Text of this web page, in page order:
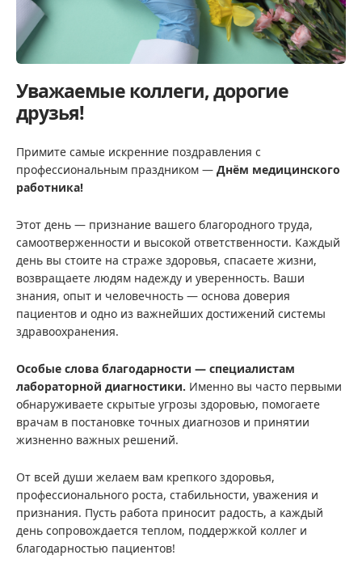
Уважаемые коллеги, дорогие
друзья!
Примите самые искренние поздравления с
профессиональным праздником — Днём медицинского
работника!
Этот день — признание вашего благородного труда,
самоотверженности и высокой ответственности. Каждый
день вы стоите на страже здоровья, спасаете жизни,
возвращаете людям надежду и уверенность. Ваши
знания, опыт и человечность — основа доверия
пациентов и одно из важнейших достижений системы
здравоохранения.
Особые слова благодарности — специалистам
лабораторной диагностики. Именно вы часто первыми
обнаруживаете скрытые угрозы здоровью, помогаете
врачам в постановке точных диагнозов и принятии
жизненно важных решений.
От всей души желаем вам крепкого здоровья,
профессионального роста, стабильности, уважения и
признания. Пусть работа приносит радость, а каждый
день сопровождается теплом, поддержкой коллег и
благодарностью пациентов!